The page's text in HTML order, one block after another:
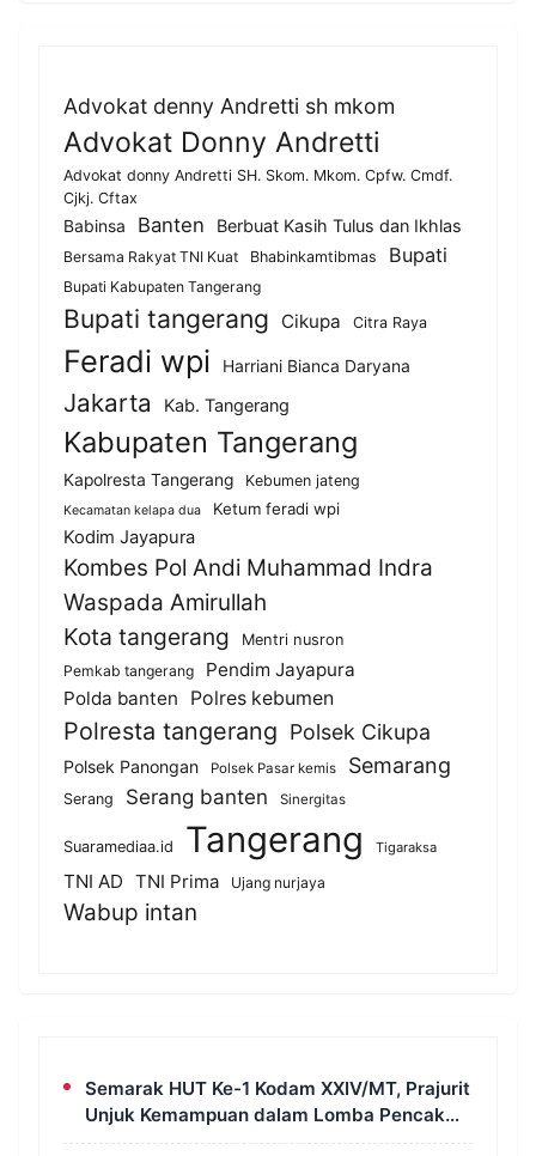
Advokat denny Andretti sh mkom
Advokat Donny Andretti
Advokat donny Andretti SH. Skom. Mkom. Cpfw. Cmdf.
Cjkj. Cftax
Babinsa Banten Berbuat Kasih Tulus dan Ikhlas
Bersama Rakyat TNI Kuat Bhabinkamtibmas Bupati
Bupati Kabupaten Tangerang
Bupati tangerang Cikupa Citra Raya
Feradi wpi Harriani Bianca Daryana
Jakarta Kab. Tangerang
Kabupaten Tangerang
Kapolresta Tangerang Kebumen jateng
Kecamatan kelapa dua Ketum feradi wpi
Kodim Jayapura
Kombes Pol Andi Muhammad Indra
Waspada Amirullah
Kota tangerang
Mentri nusron
Pemkab tangerang
Pendim Jayapura
Polda banten
Polres kebumen
Polresta tangerang Polsek Cikupa
Polsek Panongan Polsek Pasar kemis Semarang
Serang Serang banten Sinergitas
Suaramediaa.id Tangerang Tigaraksa
TNI AD TNI Prima Ujang nurjaya
Wabup intan
Semarak HUT Ke-1 Kodam XXIV/MT, Prajurit
Unjuk Kemampuan dalam Lomba Pencak
Silat Militer